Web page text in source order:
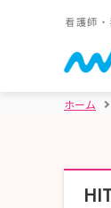
看護師
ホーム